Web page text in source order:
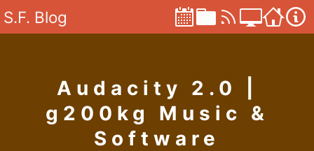
S.F. Blog
Audacity 2.0 |
g200kg Music &
Software